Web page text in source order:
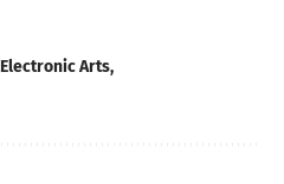
Electronic Arts